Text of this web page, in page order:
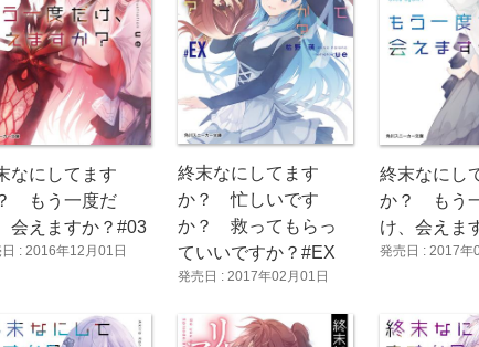
なにしてます
もう一度だ
会えますか？#03
: 2016年12月01日
終末なにしてます
か？ 忙しいです
か？ 救ってもらっ
ていいですか？#EX
発売日 : 2017年02月01日
終末なにし
か？ もう
け、会えま
発売日 : 2017年